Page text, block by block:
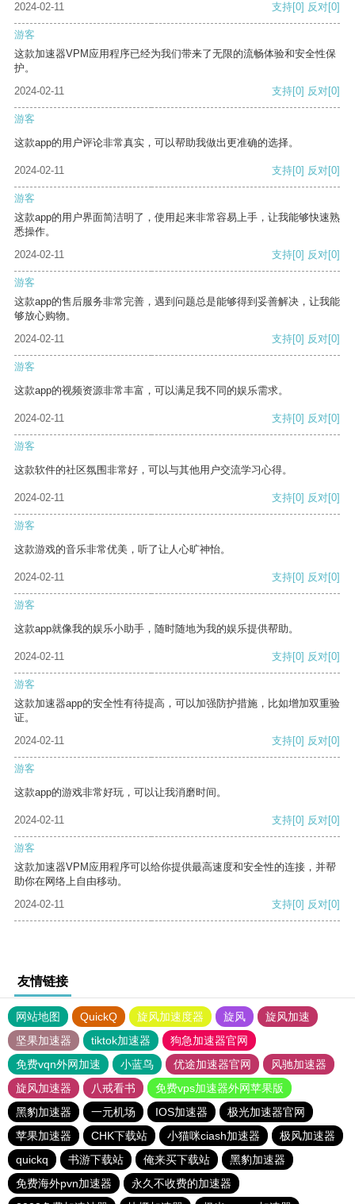
2024-02-11
支持[0] 反对[0]
游客
这款加速器VPM应用程序已经为我们带来了无限的流畅体验和安全性保
护。
2024-02-11
支持[0] 反对[0]
游客
这款app的用户评论非常真实，可以帮助我做出更准确的选择。
2024-02-11 支持[0] 反对[0]
游客
这款app的用户界面简洁明了，使用起来非常容易上手，让我能够快速熟
悉操作。
2024-02-11
支持[0] 反对[0]
游客
这款app的售后服务非常完善，遇到问题总是能够得到妥善解决，让我能
够放心购物。
2024-02-11
支持[0] 反对[0]
游客
这款app的视频资源非常丰富，可以满足我不同的娱乐需求。
2024-02-11 支持[0] 反对[0]
游客
这款软件的社区氛围非常好，可以与其他用户交流学习心得。
2024-02-11 支持[0] 反对[0]
游客
这款游戏的音乐非常优美，听了让人心旷神怡。
2024-02-11 支持[0] 反对[0]
游客
这款app就像我的娱乐小助手，随时随地为我的娱乐提供帮助。
2024-02-11 支持[0] 反对[0]
游客
这款加速器app的安全性有待提高，可以加强防护措施，比如增加双重验
证。
2024-02-11
支持[0] 反对[0]
游客
这款app的游戏非常好玩，可以让我消磨时间。
2024-02-11 支持[0] 反对[0]
游客
这款加速器VPM应用程序可以给你提供最高速度和安全性的连接，并帮
助你在网络上自由移动。
2024-02-11
支持[0] 反对[0]
友情链接
网站地图 QuickQ 旋风加速度器 旋风
旋风加速
坚果加速器
tiktok加速器
狗急加速器官网
免费vqn外网加速
小蓝鸟 优途加速器官网
风驰加速器
旋风加速器
八戒看书
免费vps加速器外网苹果版
黑豹加速器
一元机场 IOS加速器
极光加速器官网
苹果加速器
CHK下载站 小猫咪ciash加速器
极风加速器
quickq
书游下载站 俺来买下载站
黑豹加速器
免费海外pvn加速器
永久不收费的加速器